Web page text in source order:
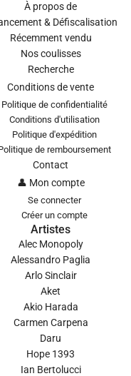
À propos de
& Défiscalisation
Récemment vendu
Nos coulisses
Recherche
Conditions de vente
Politique de confidentialité
Conditions d'utilisation
Politique d'expédition
de remboursement
Contact
👤 Mon compte
Se connecter
Créer un compte
Artistes
Alec Monopoly
Alessandro Paglia
Arlo Sinclair
Aket
Akio Harada
Carmen Carpena
Daru
Hope 1393
Ian Bertolucci